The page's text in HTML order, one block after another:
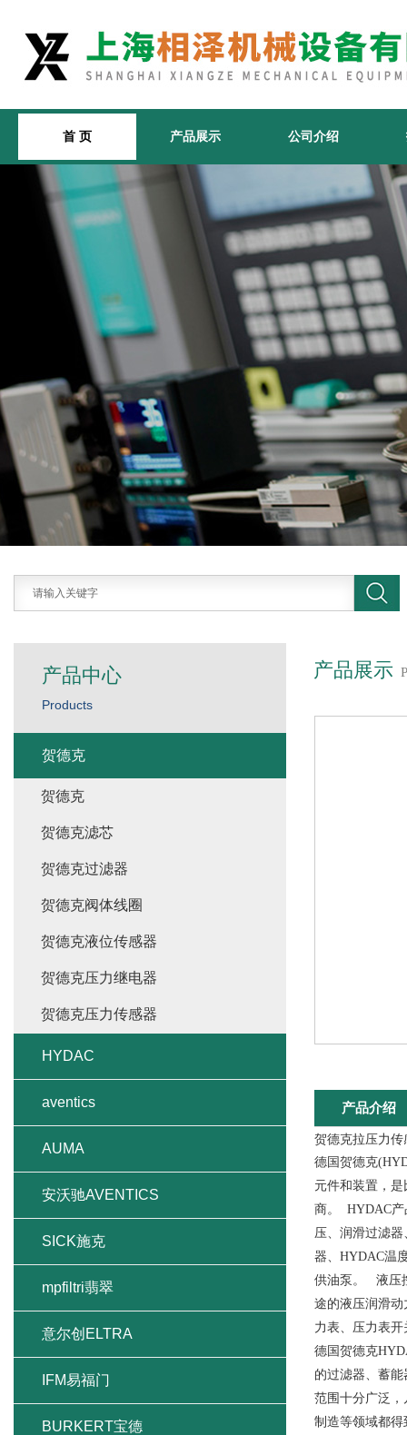
首 页 产品展示 公司介绍
产品展示
产品介绍
贺德克拉压力
德国贺德克
元件和装置，
商。 HYDAC产
压、润滑过滤
器、HYDAC温
供油泵。 液压
途的液压润滑
力表、压力表
德国贺德克
的过滤器、蓄
范围十分广泛
制造等领域都得
产品中心
Products
贺德克
贺德克
贺德克滤芯
贺德克过滤器
贺德克阀体线圈
贺德克液位传感器
贺德克压力继电器
贺德克压力传感器
HYDAC
aventics
AUMA
安沃驰AVENTICS
SICK施克
mpfiltri翡翠
意尔创ELTRA
IFM易福门
BURKERT宝德